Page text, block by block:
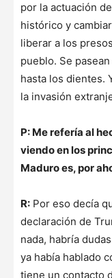
por la actuación
histórico y
liberar a los
pueblo. Se
hasta los dientes.
la invasión
P: Me refería al
viendo en los
Maduro es, por
R: Por eso decía
declaración de
nada, habría
ya había hablado
tiene un contacto